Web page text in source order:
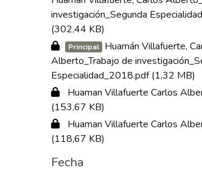
investigación_Segunda
(302,44 KB)
Principal Huamán Villafuerte,
Alberto_Trabajo de
Especialidad_2018.pdf(1,32 MB)
Huaman Villafuerte Carlos
(153,67 KB)
Huaman Villafuerte Carlos
(118,67 KB)
Fecha